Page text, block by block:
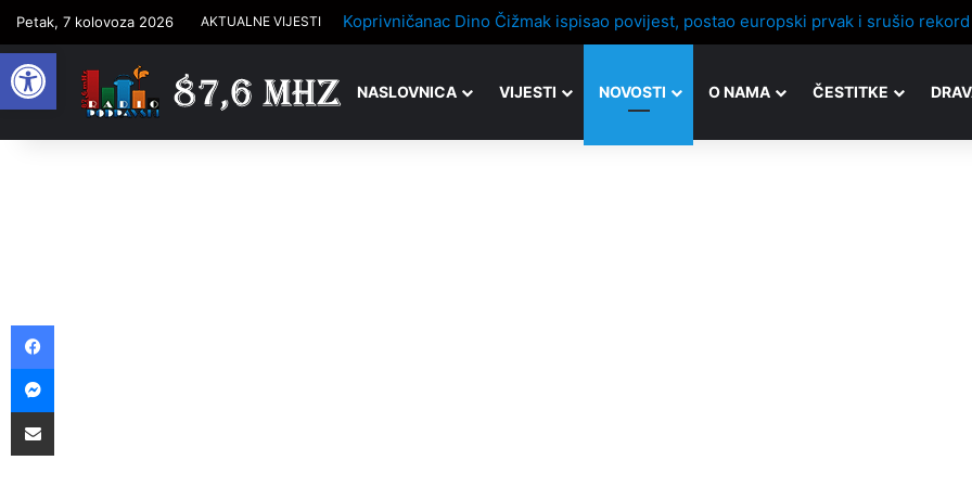
Open toolbar
Petak, 7 kolovoza 2026 AKTUALNE VIJESTI
NASLOVNICA VIJESTI NOVOSTI O NAMA ČESTITKE
Facebook
Messenger
Podijelite putem e-pošte